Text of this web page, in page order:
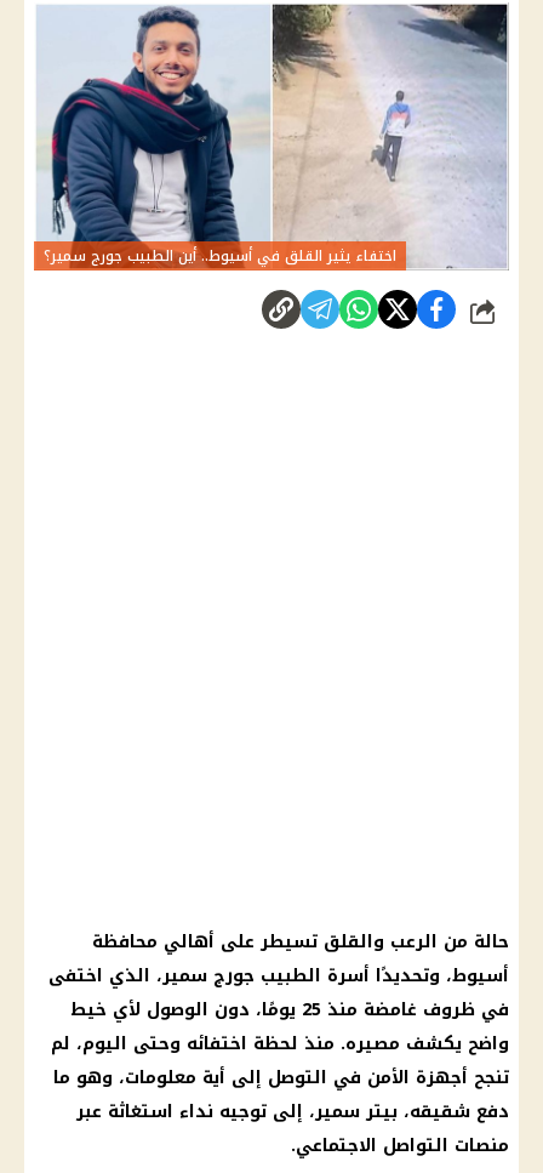
اختفاء يثير القلق في أسيوط.. أين الطبيب جورج سمير؟
شارك
حالة من الرعب والقلق تسيطر على أهالي محافظة
أسيوط، وتحديدًا أسرة الطبيب جورج سمير، الذي اختفى
في ظروف غامضة منذ 25 يومًا، دون الوصول لأي خيط
واضح يكشف مصيره. منذ لحظة اختفائه وحتى اليوم، لم
تنجح أجهزة الأمن في التوصل إلى أية معلومات، وهو ما
دفع شقيقه، بيتر سمير، إلى توجيه نداء استغاثة عبر
منصات التواصل الاجتماعي.